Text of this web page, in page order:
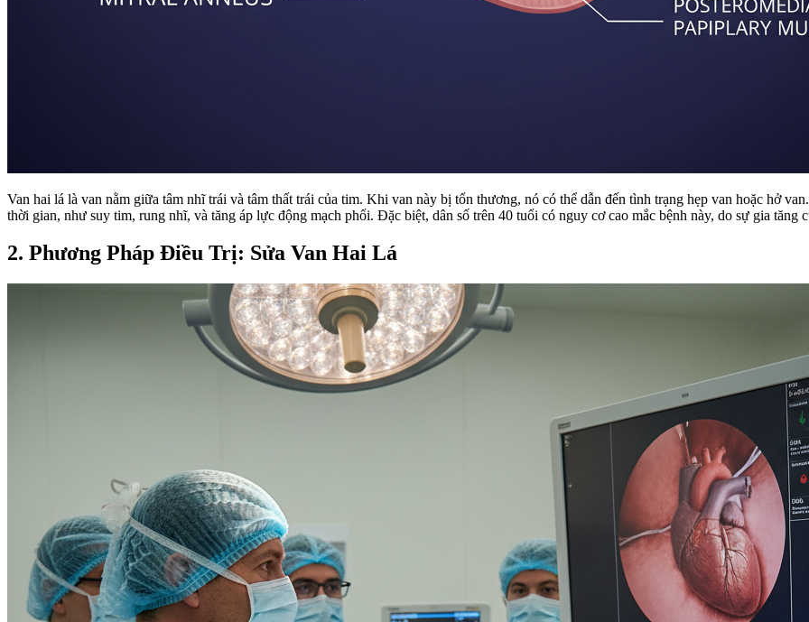
Van hai lá là van nằm giữa tâm nhĩ trái và tâm thất trái của tim. Khi van này bị tổn thương, nó có thể dẫn đến tình trạng hẹp van hoặc hở
thời gian, như suy tim, rung nhĩ, và tăng áp lực động mạch phổi. Đặc biệt, dân số trên 40 tuổi có nguy cơ cao mắc bệnh này, do sự gia tăng
2. Phương Pháp Điều Trị: Sửa Van Hai Lá